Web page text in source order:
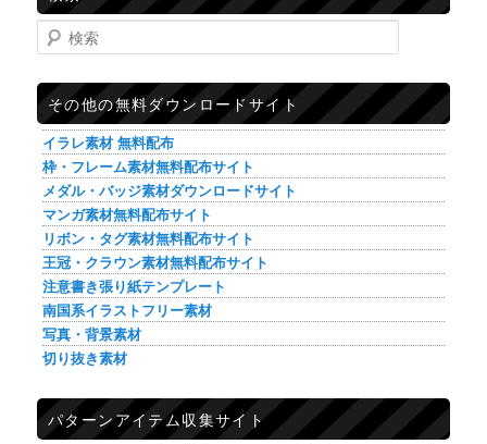
検索
その他の無料ダウンロードサイト
イラレ素材 無料配布
枠・フレーム素材無料配布サイト
メダル・バッジ素材ダウンロードサイト
マンガ素材無料配布サイト
リボン・タグ素材無料配布サイト
王冠・クラウン素材無料配布サイト
注意書き張り紙テンプレート
南国系イラストフリー素材
写真・背景素材
切り抜き素材
パターンアイテム収集サイト